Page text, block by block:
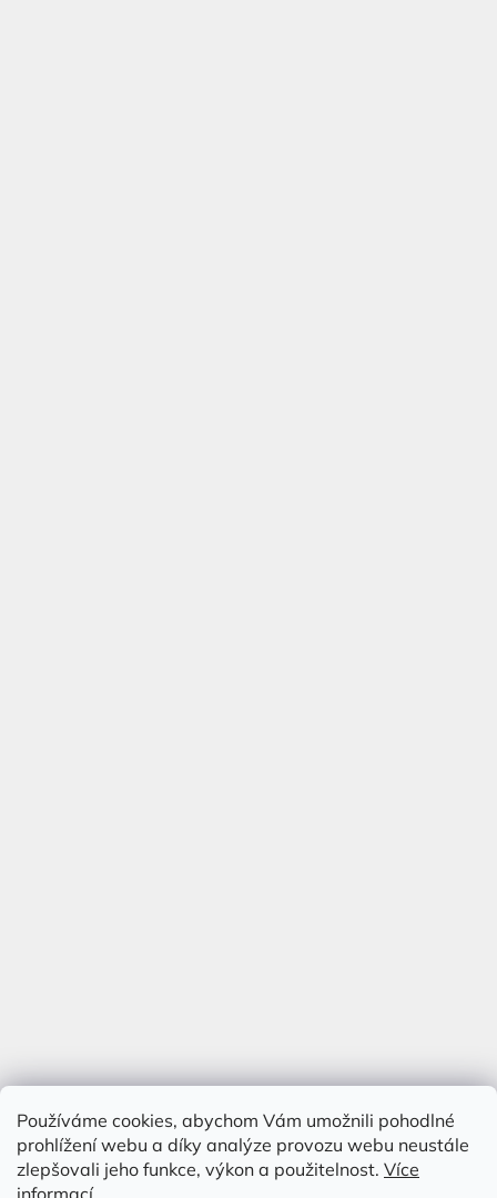
Používáme cookies, abychom Vám umožnili pohodlné
prohlížení webu a díky analýze provozu webu neustále
zlepšovali jeho funkce, výkon a použitelnost. Více
informací